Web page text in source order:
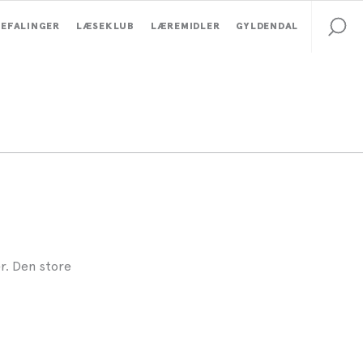
LÆSEKLUB LÆREMIDLER GYLDENDAL
Den store